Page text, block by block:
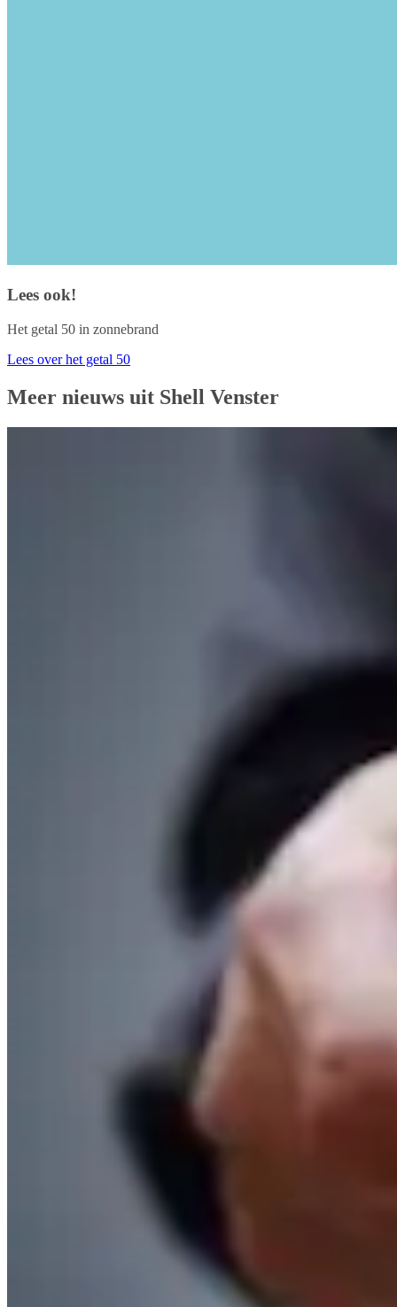
Lees ook!
Het getal 50 in zonnebrand
Lees over het getal 50
Meer nieuws uit Shell Venster